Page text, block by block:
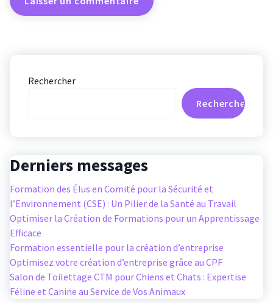
Rechercher
Rechercher
Derniers messages
Formation des Élus en Comité pour la Sécurité et
l’Environnement (CSE) : Un Pilier de la Santé au Travail
Optimiser la Création de Formations pour un Apprentissage
Efficace
Formation essentielle pour la création d’entreprise
Optimisez votre création d’entreprise grâce au CPF
Salon de Toilettage CTM pour Chiens et Chats : Expertise
Féline et Canine au Service de Vos Animaux